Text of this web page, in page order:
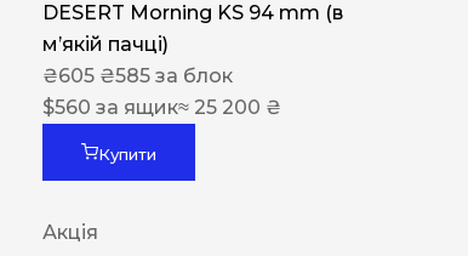
DESERT Morning KS 94 mm (в
мʼякій пачці)
₴605 ₴585 за блок
$560 за ящик≈ 25 200 ₴
Купити
Акція